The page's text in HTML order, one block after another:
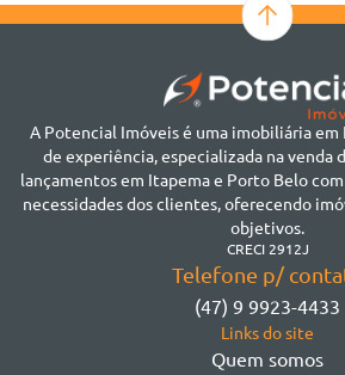
A Potencial Imóveis é uma imobiliária em
de experiência, especializada na venda
lançamentos em Itapema e Porto Belo
necessidades dos clientes, oferecendo
objetivos.
CRECI 2912J
Telefone p/
(47) 9 9923-4433
Links do site
Quem somos